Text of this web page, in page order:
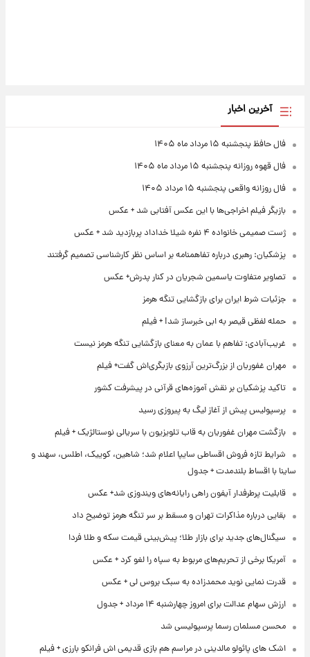
آخرین اخبار
فال حافظ پنجشنبه ۱۵ مرداد ماه ۱۴۰۵
فال قهوه روزانه پنجشنبه ۱۵ مرداد ماه ۱۴۰۵
فال روزانه واقعی پنجشنبه ۱۵ مرداد ۱۴۰۵
بازیگر فیلم اخراجی‌ها با این عکس آفتابی شد + عکس
ژست صمیمی خانواده ۴ نفره شیلا خداداد پربازدید شد + عکس
پزشکیان: رهبری درباره تفاهمنامه بر اساس نظر کارشناسی تصمیم گرفتند
تصاویر متفاوت یاسمین شجریان در کنار پدرش+ عکس
جزئیات شرط ایران برای بازگشایی تنگه هرمز
حمله لفظی قیصر به ابی خبرساز شد! + فیلم
غریب‌آبادی: تفاهم با عمان به معنای بازگشایی تنگه هرمز نیست
مهران غفوریان از بزرگ‌ترین آرزوی بازیگری‌اش گفت+ فیلم
تاکید پزشکیان بر نقش آموزه‌های قرآنی در پیشرفت کشور
پرسپولیس پیش از آغاز لیگ به پیروزی رسید
بازگشت مهران غفوریان به قاب تلویزیون با سریالی نوستالژیک + فیلم
شرایط تازه فروش اقساطی سایپا اعلام شد؛ شاهین، کوییک، اطلس، سهند و
ساینا با اقساط بلندمدت + جدول
قابلیت پرطرفدار آیفون راهی رایانه‌های ویندوزی شد+ عکس
بقایی درباره مذاکرات تهران و مسقط بر سر تنگه هرمز توضیح داد
سیگنال‌های جدید برای بازار طلا؛ پیش‌بینی قیمت سکه و طلا فردا
آمریکا برخی از تحریم‌های مربوط به سپاه را لغو کرد + عکس
قدرت نمایی نوید محمدزاده به سبک بروس لی + عکس
ارزش سهام عدالت برای امروز چهارشنبه ۱۴ مرداد + جدول
محسن مسلمان رسما پرسپولیسی شد
اشک های پائولو مالدینی در مراسم هم بازی قدیمی اش فرانکو بارزی + فیلم